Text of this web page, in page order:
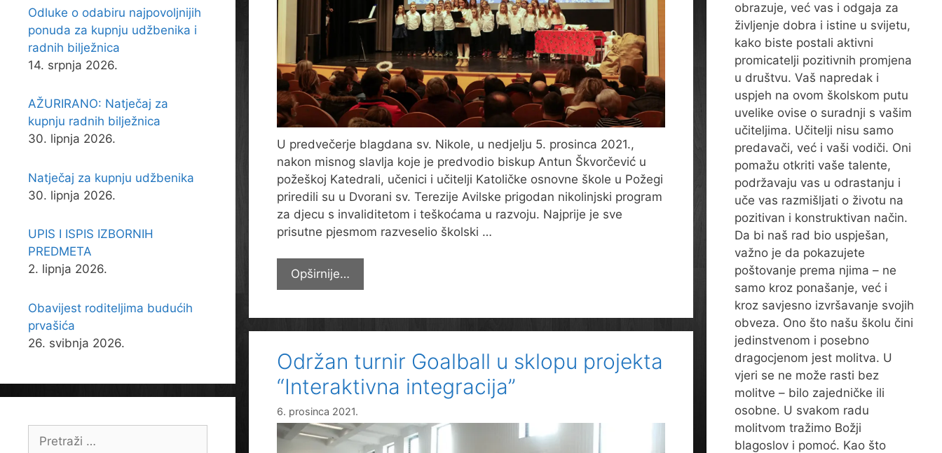
U predvečerje blagdana sv. Nikole, u nedjelju 5. prosinca 2021.,
nakon misnog slavlja koje je predvodio biskup Antun Škvorčević u
požeškoj Katedrali, učenici i učitelji Katoličke osnovne škole u Požegi
priredili su u Dvorani sv. Terezije Avilske prigodan nikolinjski program
za djecu s invaliditetom i teškoćama u razvoju. Najprije je sve
prisutne pjesmom razveselio školski …
Opširnije…
program
teškoćama
u
razvoju
u
Požegi
Održan turnir Goalball u sklopu projekta
“Interaktivna integracija”
6. prosinca 2021.
Odluke o odabiru najpovoljnijih
ponuda za kupnju udžbenika i
radnih bilježnica
14. srpnja 2026.
AŽURIRANO: Natječaj za
kupnju radnih bilježnica
30. lipnja 2026.
Natječaj za kupnju udžbenika
30. lipnja 2026.
UPIS I ISPIS IZBORNIH
PREDMETA
2. lipnja 2026.
Obavijest roditeljima budućih
prvašića
26. svibnja 2026.
obrazuje, već vas i odgaja za
življenje dobra i istine u svijetu,
kako biste postali aktivni
promicatelji pozitivnih promjena
u društvu. Vaš napredak i
uspjeh na ovom školskom putu
uvelike ovise o suradnji s vašim
učiteljima. Učitelji nisu samo
predavači, već i vaši vodiči. Oni
pomažu otkriti vaše talente,
podržavaju vas u odrastanju i
uče vas razmišljati o životu na
pozitivan i konstruktivan način.
Da bi naš rad bio uspješan,
važno je da pokazujete
poštovanje prema njima – ne
samo kroz ponašanje, već i
kroz savjesno izvršavanje svojih
obveza. Ono što našu školu čini
jedinstvenom i posebno
dragocjenom jest molitva. U
vjeri se ne može rasti bez
molitve – bilo zajedničke ili
osobne. U svakom radu
molitvom tražimo Božji
blagoslov i pomoć. Kao što